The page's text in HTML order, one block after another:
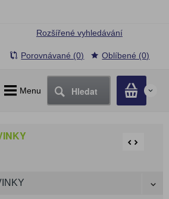
Menu Hledat 0
Rozšířené vyhledávání
Porovnávané (0) Oblíbené (0)